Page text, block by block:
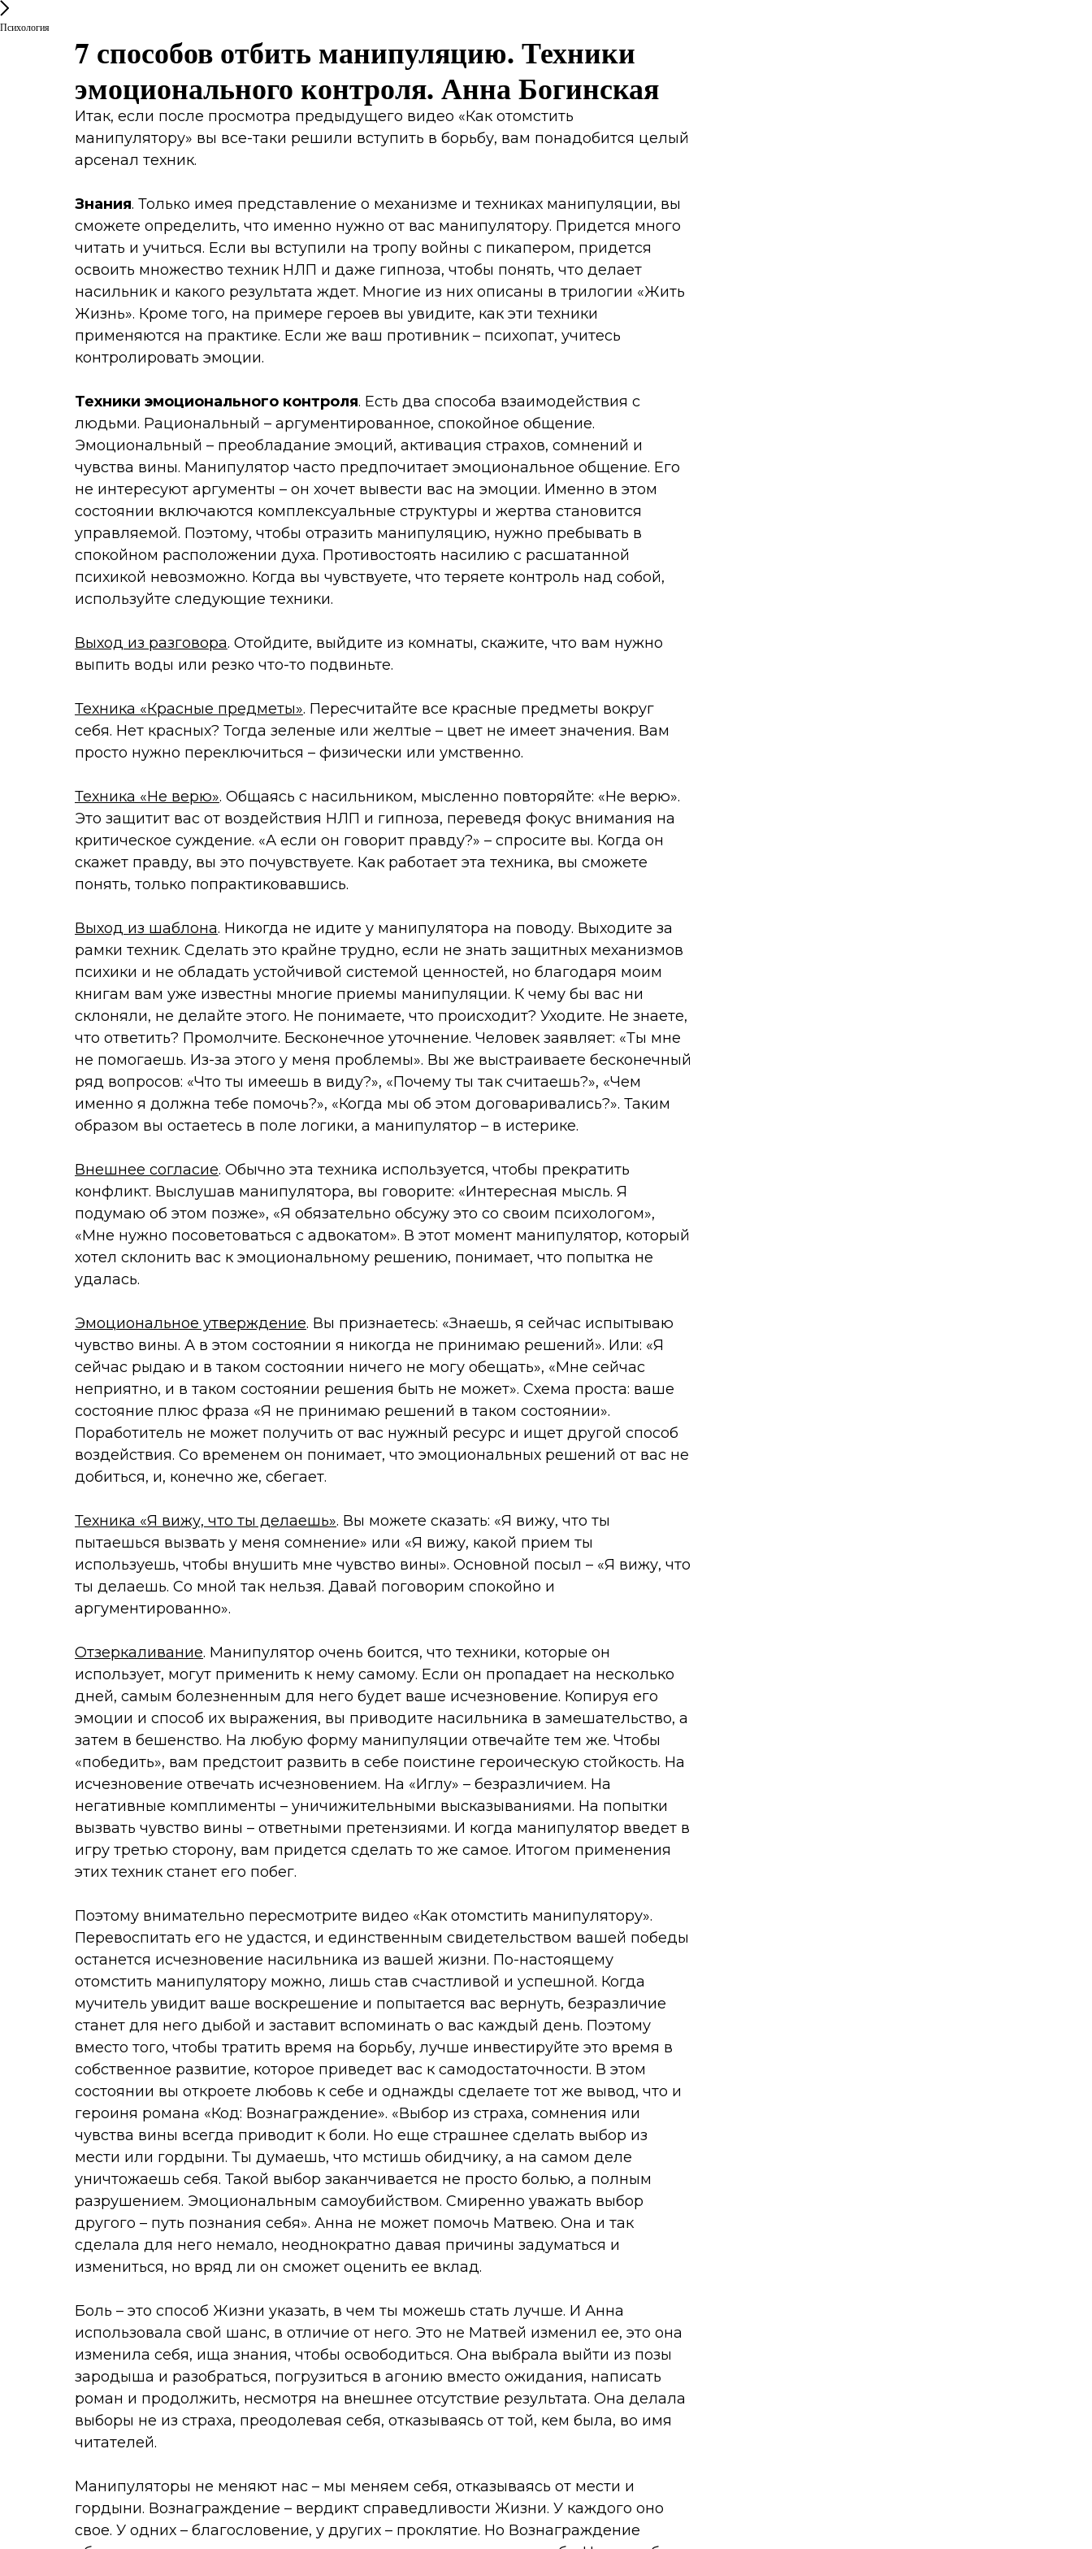
Психология
7 способов отбить манипуляцию. Техники
эмоционального контроля. Анна Богинская
Итак, если после просмотра предыдущего видео «Как отомстить
манипулятору» вы все-таки решили вступить в борьбу, вам понадобится целый
арсенал техник.
Знания. Только имея представление о механизме и техниках манипуляции, вы
сможете определить, что именно нужно от вас манипулятору. Придется много
читать и учиться. Если вы вступили на тропу войны с пикапером, придется
освоить множество техник НЛП и даже гипноза, чтобы понять, что делает
насильник и какого результата ждет. Многие из них описаны в трилогии «Жить
Жизнь». Кроме того, на примере героев вы увидите, как эти техники
применяются на практике. Если же ваш противник – психопат, учитесь
контролировать эмоции.
Техники эмоционального контроля. Есть два способа взаимодействия с
людьми. Рациональный – аргументированное, спокойное общение.
Эмоциональный – преобладание эмоций, активация страхов, сомнений и
чувства вины. Манипулятор часто предпочитает эмоциональное общение. Его
не интересуют аргументы – он хочет вывести вас на эмоции. Именно в этом
состоянии включаются комплексуальные структуры и жертва становится
управляемой. Поэтому, чтобы отразить манипуляцию, нужно пребывать в
спокойном расположении духа. Противостоять насилию с расшатанной
психикой невозможно. Когда вы чувствуете, что теряете контроль над собой,
используйте следующие техники.
Выход из разговора. Отойдите, выйдите из комнаты, скажите, что вам нужно
выпить воды или резко что-то подвиньте.
Техника «Красные предметы». Пересчитайте все красные предметы вокруг
себя. Нет красных? Тогда зеленые или желтые – цвет не имеет значения. Вам
просто нужно переключиться – физически или умственно.
Техника «Не верю». Общаясь с насильником, мысленно повторяйте: «Не верю».
Это защитит вас от воздействия НЛП и гипноза, переведя фокус внимания на
критическое суждение. «А если он говорит правду?» – спросите вы. Когда он
скажет правду, вы это почувствуете. Как работает эта техника, вы сможете
понять, только попрактиковавшись.
Выход из шаблона. Никогда не идите у манипулятора на поводу. Выходите за
рамки техник. Сделать это крайне трудно, если не знать защитных механизмов
психики и не обладать устойчивой системой ценностей, но благодаря моим
книгам вам уже известны многие приемы манипуляции. К чему бы вас ни
склоняли, не делайте этого. Не понимаете, что происходит? Уходите. Не знаете,
что ответить? Промолчите. Бесконечное уточнение. Человек заявляет: «Ты мне
не помогаешь. Из-за этого у меня проблемы». Вы же выстраиваете бесконечный
ряд вопросов: «Что ты имеешь в виду?», «Почему ты так считаешь?», «Чем
именно я должна тебе помочь?», «Когда мы об этом договаривались?». Таким
образом вы остаетесь в поле логики, а манипулятор – в истерике.
Внешнее согласие. Обычно эта техника используется, чтобы прекратить
конфликт. Выслушав манипулятора, вы говорите: «Интересная мысль. Я
подумаю об этом позже», «Я обязательно обсужу это со своим психологом»,
«Мне нужно посоветоваться с адвокатом». В этот момент манипулятор, который
хотел склонить вас к эмоциональному решению, понимает, что попытка не
удалась.
Эмоциональное утверждение. Вы признаетесь: «Знаешь, я сейчас испытываю
чувство вины. А в этом состоянии я никогда не принимаю решений». Или: «Я
сейчас рыдаю и в таком состоянии ничего не могу обещать», «Мне сейчас
неприятно, и в таком состоянии решения быть не может». Схема проста: ваше
состояние плюс фраза «Я не принимаю решений в таком состоянии».
Поработитель не может получить от вас нужный ресурс и ищет другой способ
воздействия. Со временем он понимает, что эмоциональных решений от вас не
добиться, и, конечно же, сбегает.
Техника «Я вижу, что ты делаешь». Вы можете сказать: «Я вижу, что ты
пытаешься вызвать у меня сомнение» или «Я вижу, какой прием ты
используешь, чтобы внушить мне чувство вины». Основной посыл – «Я вижу, что
ты делаешь. Со мной так нельзя. Давай поговорим спокойно и
аргументированно».
Отзеркаливание. Манипулятор очень боится, что техники, которые он
использует, могут применить к нему самому. Если он пропадает на несколько
дней, самым болезненным для него будет ваше исчезновение. Копируя его
эмоции и способ их выражения, вы приводите насильника в замешательство, а
затем в бешенство. На любую форму манипуляции отвечайте тем же. Чтобы
«победить», вам предстоит развить в себе поистине героическую стойкость. На
исчезновение отвечать исчезновением. На «Иглу» – безразличием. На
негативные комплименты – уничижительными высказываниями. На попытки
вызвать чувство вины – ответными претензиями. И когда манипулятор введет в
игру третью сторону, вам придется сделать то же самое. Итогом применения
этих техник станет его побег.
Поэтому внимательно пересмотрите видео «Как отомстить манипулятору».
Перевоспитать его не удастся, и единственным свидетельством вашей победы
останется исчезновение насильника из вашей жизни. По-настоящему
отомстить манипулятору можно, лишь став счастливой и успешной. Когда
мучитель увидит ваше воскрешение и попытается вас вернуть, безразличие
станет для него дыбой и заставит вспоминать о вас каждый день. Поэтому
вместо того, чтобы тратить время на борьбу, лучше инвестируйте это время в
собственное развитие, которое приведет вас к самодостаточности. В этом
состоянии вы откроете любовь к себе и однажды сделаете тот же вывод, что и
героиня романа «Код: Вознаграждение». «Выбор из страха, сомнения или
чувства вины всегда приводит к боли. Но еще страшнее сделать выбор из
мести или гордыни. Ты думаешь, что мстишь обидчику, а на самом деле
уничтожаешь себя. Такой выбор заканчивается не просто болью, а полным
разрушением. Эмоциональным самоубийством. Смиренно уважать выбор
другого – путь познания себя». Анна не может помочь Матвею. Она и так
сделала для него немало, неоднократно давая причины задуматься и
измениться, но вряд ли он сможет оценить ее вклад.
Боль – это способ Жизни указать, в чем ты можешь стать лучше. И Анна
использовала свой шанс, в отличие от него. Это не Матвей изменил ее, это она
изменила себя, ища знания, чтобы освободиться. Она выбрала выйти из позы
зародыша и разобраться, погрузиться в агонию вместо ожидания, написать
роман и продолжить, несмотря на внешнее отсутствие результата. Она делала
выборы не из страха, преодолевая себя, отказываясь от той, кем была, во имя
читателей.
Манипуляторы не меняют нас – мы меняем себя, отказываясь от мести и
гордыни. Вознаграждение – вердикт справедливости Жизни. У каждого оно
свое. У одних – благословение, у других – проклятие. Но Вознаграждение